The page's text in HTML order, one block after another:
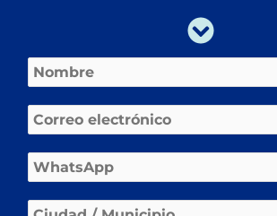
N
o
m
b
e
*
C
o
r
o
W
h
a
C